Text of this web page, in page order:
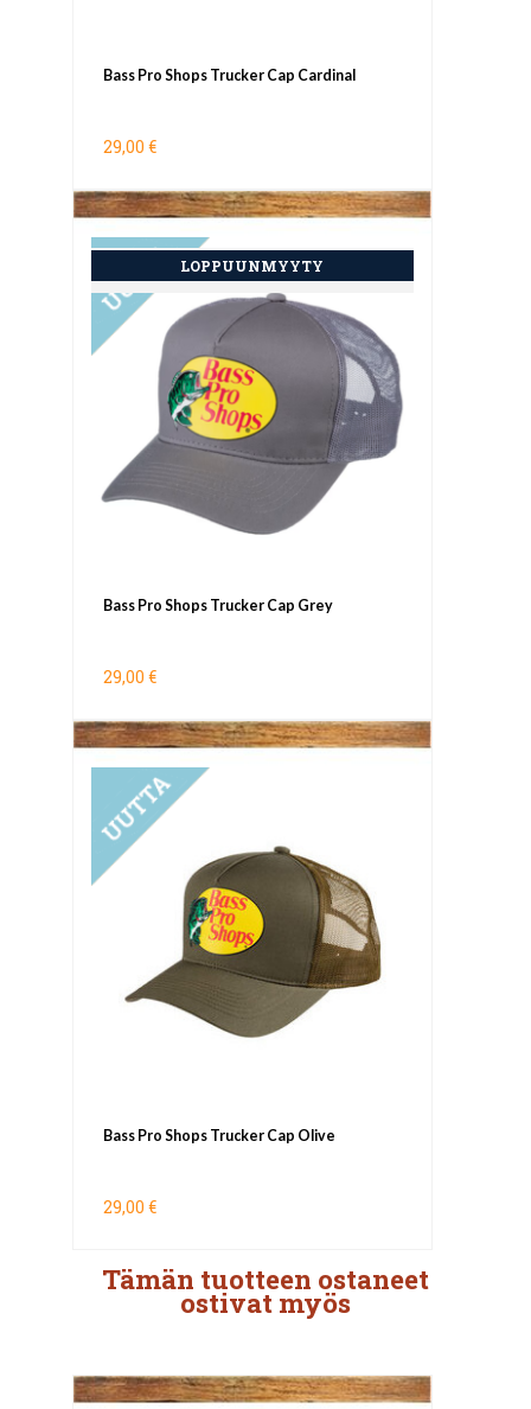
Bass Pro Shops Trucker Cap Cardinal
29,00 €
UUTUUS
Bass Pro Shops Trucker Cap Grey
29,00 €
Bass Pro Shops Trucker Cap Olive
29,00 €
Tämän tuotteen ostaneet
ostivat myös